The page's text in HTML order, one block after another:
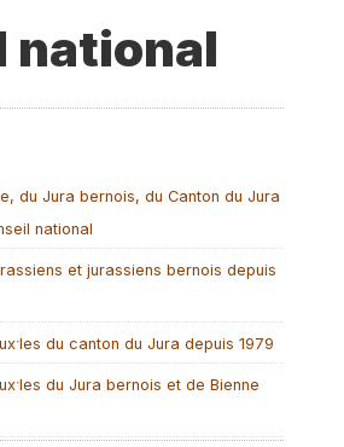
national
du Jura bernois, du Canton du Jura
national
et jurassiens bernois depuis
du canton du Jura depuis 1979
du Jura bernois et de Bienne